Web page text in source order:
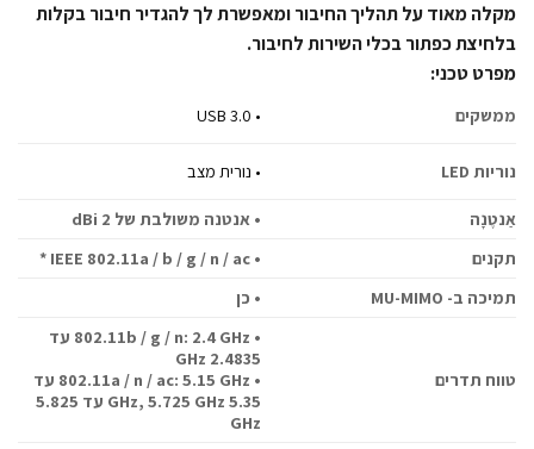
מקלה מאוד על תהליך החיבור ומאפשרת לך להגדיר חיבור בקלות
בלחיצת כפתור בכלי השירות לחיבור.
מפרט טכני:
ממשקים • USB 3.0
נוריות LED • נורית מצב
אַנטֶנָה
• אנטנה משולבת של 2 dBi
תקנים
• IEEE 802.11a / b / g / n / ac *
תמיכה ב- MU-MIMO
• כן
טווח תדרים
• 802.11b / g / n: 2.4 GHz עד
2.4835 GHz
• 802.11a / n / ac: 5.15 GHz עד
5.35 GHz, 5.725 GHz עד 5.825
GHz